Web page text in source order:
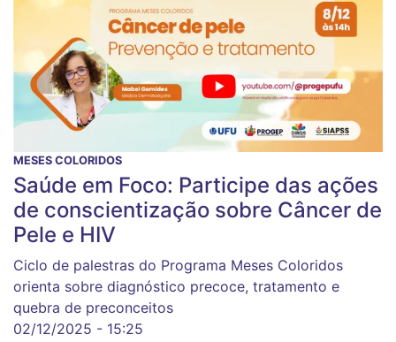
MESES COLORIDOS
Saúde em Foco: Participe das ações
de conscientização sobre Câncer de
Pele e HIV
Ciclo de palestras do Programa Meses Coloridos
orienta sobre diagnóstico precoce, tratamento e
quebra de preconceitos
02/12/2025 - 15:25